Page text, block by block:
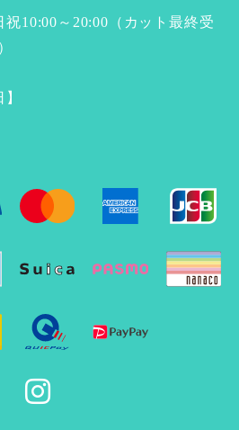
祝10:00～20:00（カット最終受